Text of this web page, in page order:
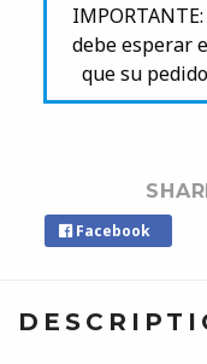
debe esperar
que su
Facebook